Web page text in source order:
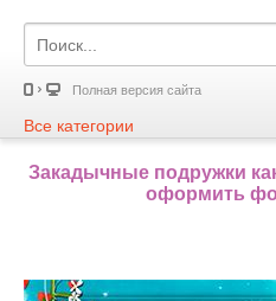
Полная версия сайта
Все категории
Закадычные подружки
оформить